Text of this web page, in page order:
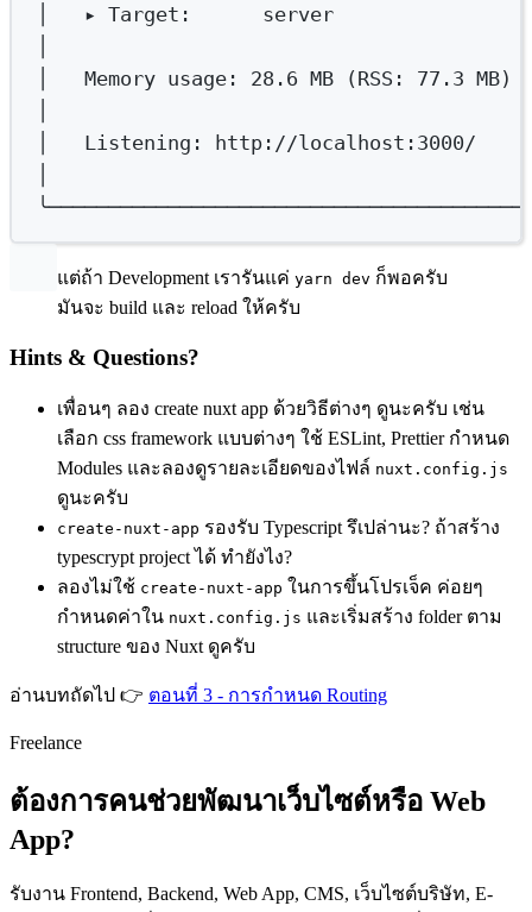
▸ Target:
server
Memory usage: 28.6 MB (RSS: 77.3 MB)
Listening:
http://localhost:3000/
แต่ถ้า Development เรารันแค่ yarn dev ก็พอครับ
มันจะ build และ reload ให้ครับ
Hints & Questions?
เพื่อนๆ ลอง create nuxt app ด้วยวิธีต่างๆ ดูนะครับ เช่น
เลือก css framework แบบต่างๆ ใช้ ESLint, Prettier กำหนด
Modules และลองดูรายละเอียดของไฟล์ nuxt.config.js
ดูนะครับ
create-nuxt-app รองรับ Typescript รึเปล่านะ? ถ้าสร้าง
typescrypt project ได้ ทำยังไง?
ลองไม่ใช้ create-nuxt-app ในการขึ้นโปรเจ็ค ค่อยๆ
กำหนดค่าใน nuxt.config.js และเริ่มสร้าง folder ตาม
structure ของ Nuxt ดูครับ
อ่านบทถัดไป 👉 ตอนที่ 3 - การกำหนด Routing
Freelance
ต้องการคนช่วยพัฒนาเว็บไซต์หรือ Web
App?
รับงาน Frontend, Backend, Web App, CMS, เว็บไซต์บริษัท, E-